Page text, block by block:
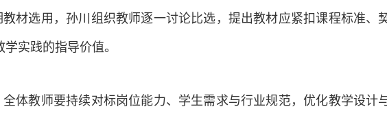
材选用，孙川组织教师逐一讨论比选，提出教材应紧扣课程标准
实践的指导价值。
体教师要持续对标岗位能力、学生需求与行业规范，优化教学设